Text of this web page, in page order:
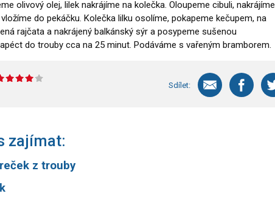
olivový olej, lilek nakrájíme na kolečka. Oloupeme cibuli, nakrájíme
do pekáčku. Kolečka lilku osolíme, pokapeme kečupem, na
rajčata a nakrájený balkánský sýr a posypeme sušenou
do trouby cca na 25 minut. Podáváme s vařeným bramborem.
Sdílet:
zajímat:
z trouby